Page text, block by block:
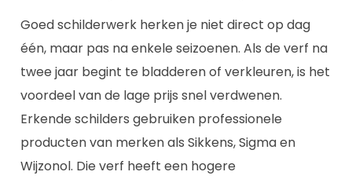
Goed schilderwerk herken je niet direct op dag
één, maar pas na enkele seizoenen. Als de verf na
twee jaar begint te bladderen of verkleuren, is het
voordeel van de lage prijs snel verdwenen.
Erkende schilders gebruiken professionele
producten van merken als Sikkens, Sigma en
Wijzonol. Die verf heeft een hogere